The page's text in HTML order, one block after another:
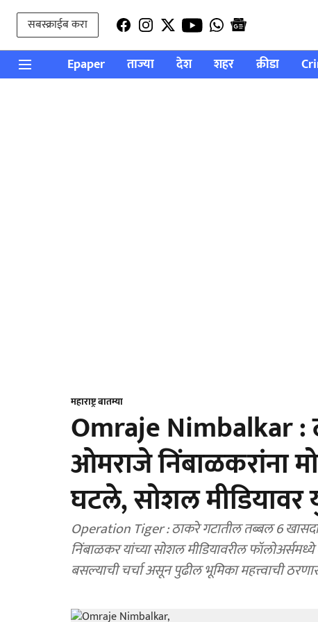
सबस्क्राईब करा
Epaper ताज्या देश शहर क्रीडा
महाराष्ट्र बातम्या
Omraje Nimbalkar :
ओमराजे निंबाळकरांना
घटले, सोशल मीडियावर
Operation Tiger : ठाकरे गटातील तब्बल 6
निंबाळकर यांच्या सोशल मीडियावरील फॉलोअर्समध्ये
बसल्याची चर्चा असून पुढील भूमिका महत्त्वाची